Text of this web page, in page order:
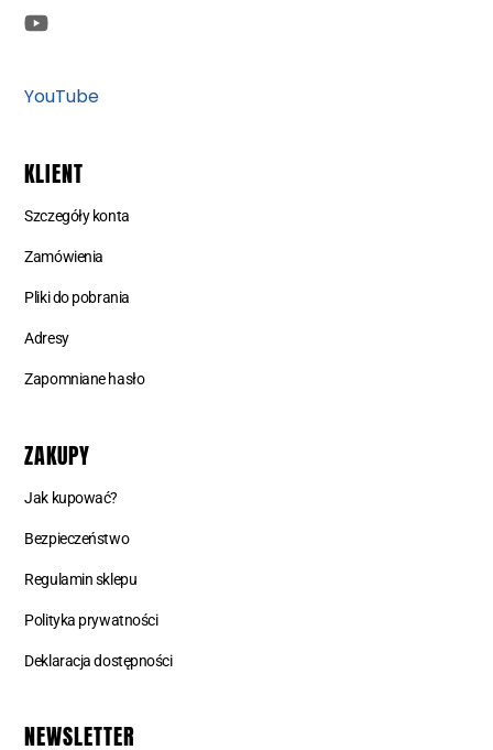
YouTube
KLIENT
Szczegóły konta
Zamówienia
Pliki do pobrania
Adresy
Zapomniane hasło
ZAKUPY
Jak kupować?
Bezpieczeństwo
Regulamin sklepu
Polityka prywatności
Deklaracja dostępności
NEWSLETTER